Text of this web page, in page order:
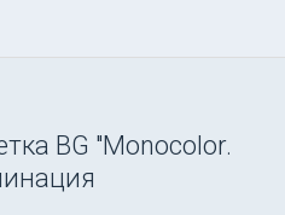
BG "Monocolor.